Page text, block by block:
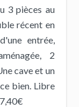
3 pièces au
récent en
entrée,
2
cave et un
bien. Libre